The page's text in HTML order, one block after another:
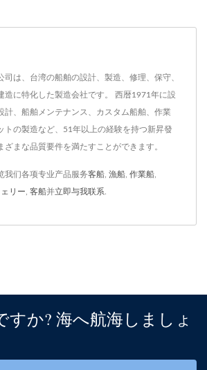
司は、台湾の船舶の設計、製造、修理、保守、
造に特化した製造会社です。 西暦1971年に設
計、船舶メンテナンス、カスタム船舶、作業
トの製造など、51年以上の経験を持つ新昇發
ざまな品質要件を満たすことができます。
我们各项专业产品服务客船 漁船 作業船
リー 客船并立即与我联系
すか? 海へ航海しましょ